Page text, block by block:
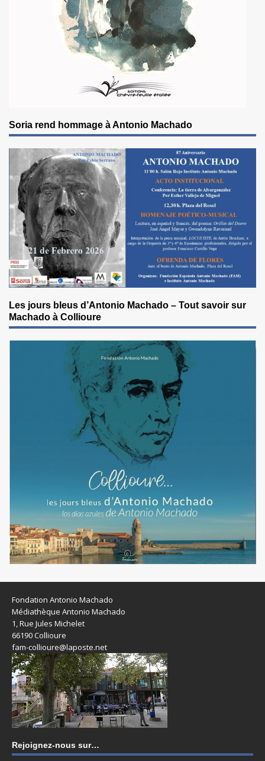
Soria rend hommage à Antonio Machado
Les jours bleus d’Antonio Machado – Tout savoir sur
Machado à Collioure
Fondation Antonio Machado
Médiathèque Antonio Machado
1, Rue Jules Michelet
66190 Collioure
fam-collioure@laposte.net
Rejoignez-nous sur…